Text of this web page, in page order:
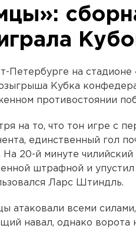
Петербурге на
Кубка
противостоянии
на то, что тон игре с
единственный гол
На 20-й минуте
штрафной и
Ларс Штиндль.
атаковали всеми
навал, однако